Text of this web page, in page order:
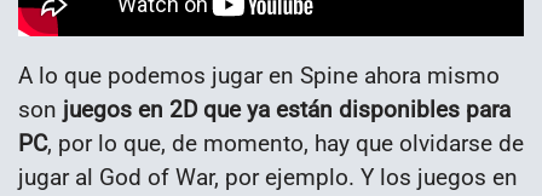
A lo que podemos jugar en Spine ahora mismo
son juegos en 2D que ya están disponibles para
PC, por lo que, de momento, hay que olvidarse de
jugar al God of War, por ejemplo. Y los juegos en